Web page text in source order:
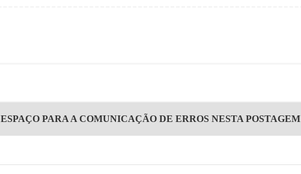
ESPAÇO PARA A COMUNICAÇÃO DE ERROS NESTA POSTAGEM